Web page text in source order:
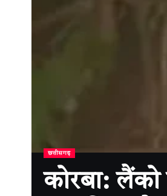
छत्तीसगढ़
कोरबा: लैंको